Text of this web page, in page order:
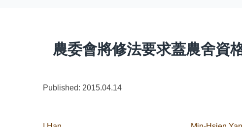
農委會將修法要求蓋農舍資
Published: 2015.04.14